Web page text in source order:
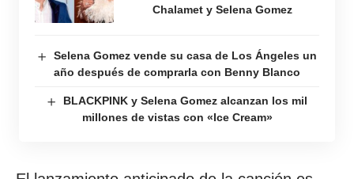
Chalamet y Selena Gomez
Selena Gomez vende su casa de Los Ángeles un
año después de comprarla con Benny Blanco
BLACKPINK y Selena Gomez alcanzan los mil
millones de vistas con «Ice Cream»